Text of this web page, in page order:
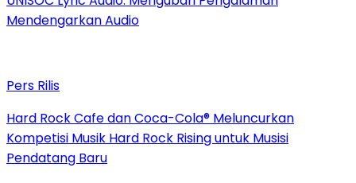
Mendengarkan Audio
Pers Rilis
Hard Rock Cafe dan Coca-Cola® Meluncurkan
Kompetisi Musik Hard Rock Rising untuk Musisi
Pendatang Baru